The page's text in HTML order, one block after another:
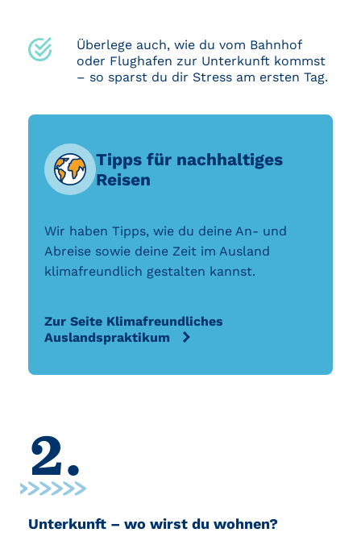
Überlege auch, wie du vom Bahnhof
oder Flughafen zur Unterkunft kommst
– so sparst du dir Stress am ersten Tag.
Tipps für nachhaltiges
Reisen
Wir haben Tipps, wie du deine An- und
Abreise sowie deine Zeit im Ausland
klimafreundlich gestalten kannst.
Zur Seite Klimafreundliches
Auslandspraktikum
2.
Unterkunft – wo wirst du wohnen?